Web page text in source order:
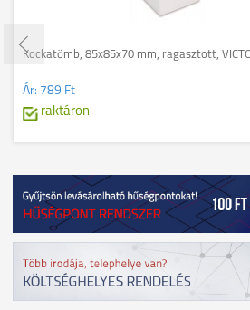
Kockatömb, 85x85x70 mm, ragasztott,
Ár: 789 Ft
raktáron